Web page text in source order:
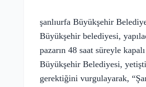
şanlıurfa Büyükşehir
Büyükşehir belediyesi,
pazarın 48 saat süreyle
Büyükşehir Belediyesi,
gerektiğini vurgulayarak,